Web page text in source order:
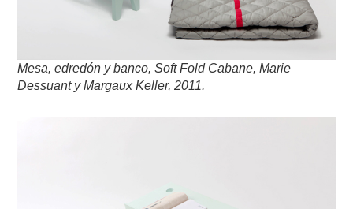
Mesa, edredón y banco, Soft Fold Cabane, Marie
Dessuant y Margaux Keller, 2011.